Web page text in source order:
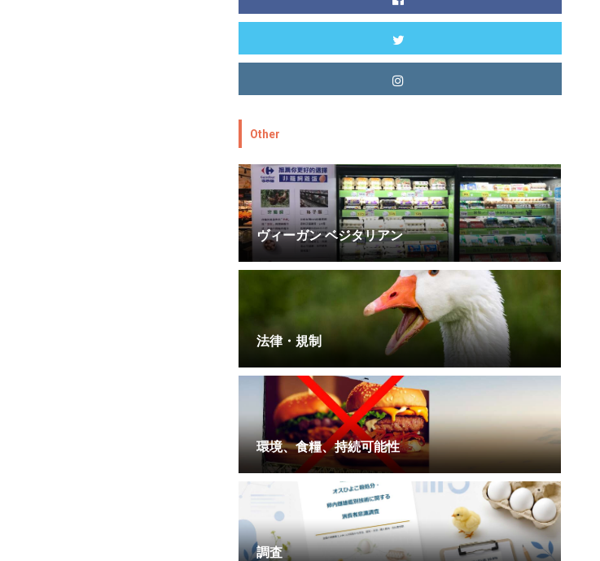
Other
ヴィーガン ベジタリアン
法律・規制
環境、食糧、持続可能性
調査